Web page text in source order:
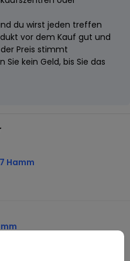
du wirst jeden treffen
vor dem Kauf gut und
Preis stimmt
Sie kein Geld, bis Sie das
Hamm